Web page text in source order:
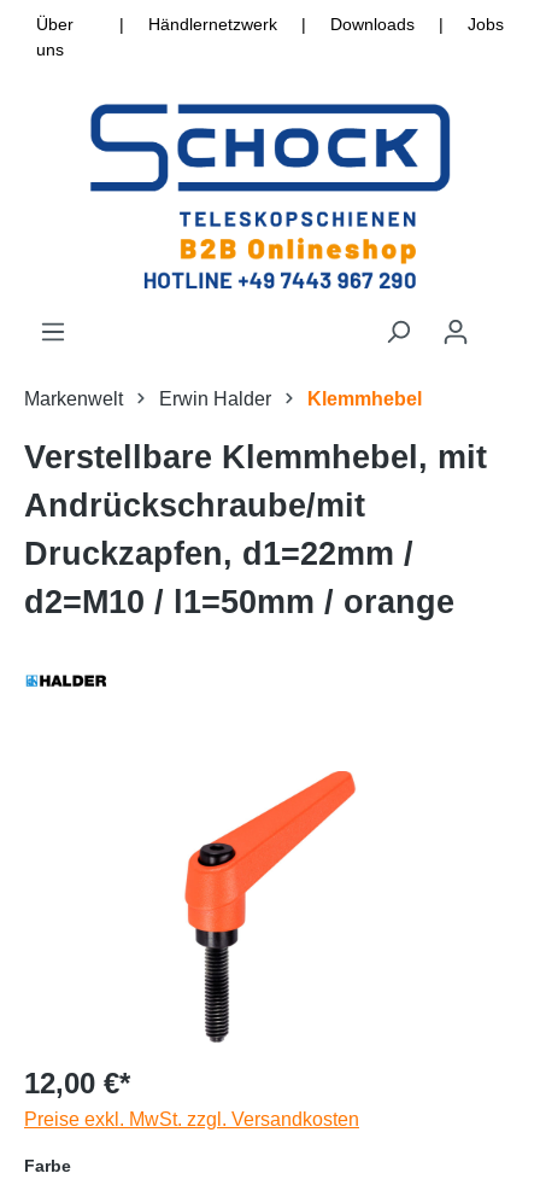
Über
uns
| Händlernetzwerk | Downloads | Jobs
Markenwelt Erwin Halder Klemmhebel
Verstellbare Klemmhebel, mit
Andrückschraube/mit
Druckzapfen, d1=22mm /
d2=M10 / l1=50mm / orange
12,00 €*
Preise exkl. MwSt. zzgl. Versandkosten
Farbe